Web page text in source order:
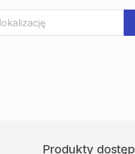
Produkty